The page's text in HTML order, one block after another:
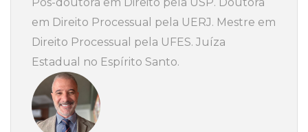
em Direito Processual pela UERJ. Mestre em
Direito Processual pela UFES. Juíza
Estadual no Espírito Santo.